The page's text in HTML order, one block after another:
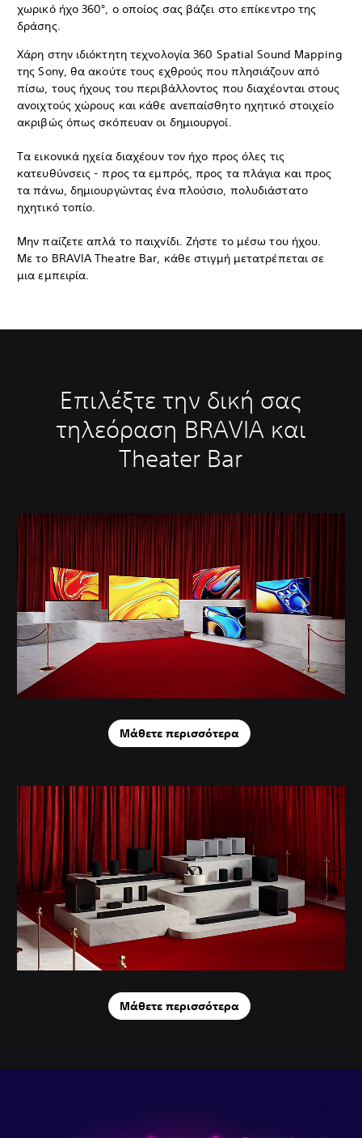
χωρικό ήχο 360°, ο οποίος σας βάζει στο επίκεντρο της
δράσης.
Χάρη στην ιδιόκτητη τεχνολογία 360 Spatial Sound Mapping
της Sony, θα ακούτε τους εχθρούς που πλησιάζουν από
πίσω, τους ήχους του περιβάλλοντος που διαχέονται στους
ανοιχτούς χώρους και κάθε ανεπαίσθητο ηχητικό στοιχείο
ακριβώς όπως σκόπευαν οι δημιουργοί.
Τα εικονικά ηχεία διαχέουν τον ήχο προς όλες τις
κατευθύνσεις - προς τα εμπρός, προς τα πλάγια και προς
τα πάνω, δημιουργώντας ένα πλούσιο, πολυδιάστατο
ηχητικό τοπίο.
Μην παίζετε απλά το παιχνίδι. Ζήστε το μέσω του ήχου.
Με το BRAVIA Theatre Bar, κάθε στιγμή μετατρέπεται σε
μια εμπειρία.
Επιλέξτε την δική σας
τηλεόραση BRAVIA και
Theater Bar
Μάθετε περισσότερα
Μάθετε περισσότερα